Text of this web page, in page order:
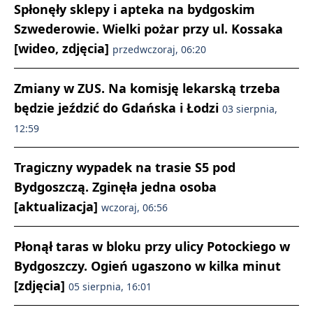
Spłonęły sklepy i apteka na bydgoskim
Szwederowie. Wielki pożar przy ul. Kossaka
[wideo, zdjęcia] przedwczoraj, 06:20
Zmiany w ZUS. Na komisję lekarską trzeba
będzie jeździć do Gdańska i Łodzi 03 sierpnia,
12:59
Tragiczny wypadek na trasie S5 pod
Bydgoszczą. Zginęła jedna osoba
[aktualizacja] wczoraj, 06:56
Płonął taras w bloku przy ulicy Potockiego w
Bydgoszczy. Ogień ugaszono w kilka minut
[zdjęcia] 05 sierpnia, 16:01